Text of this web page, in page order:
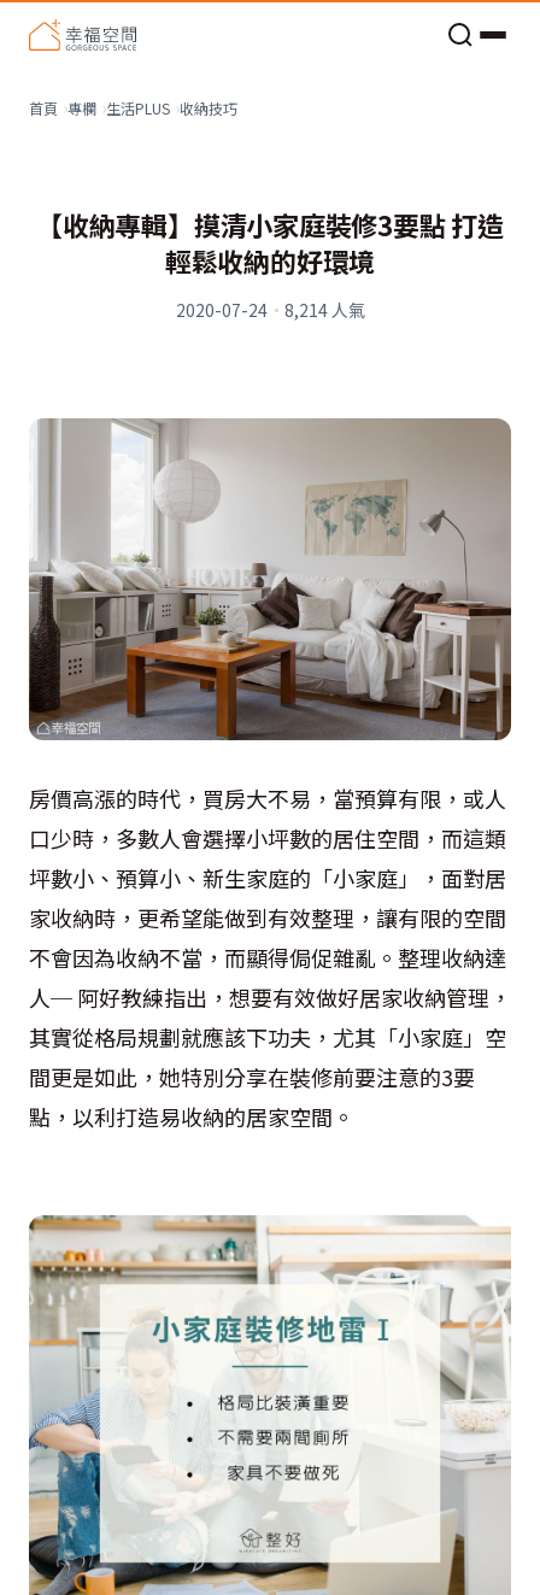
首頁 專欄 生活PLUS 收納技巧
【收納專輯】摸清小家庭裝修3要點 打造
輕鬆收納的好環境
2020-07-24· 8,214人氣
房價高漲的時代，買房大不易，當預算有限，或人
口少時，多數人會選擇小坪數的居住空間，而這類
坪數小、預算小、新生家庭的「小家庭」，面對居
家收納時，更希望能做到有效整理，讓有限的空間
不會因為收納不當，而顯得侷促雜亂。整理收納達
人─ 阿好教練指出，想要有效做好居家收納管理，
其實從格局規劃就應該下功夫，尤其「小家庭」空
間更是如此，她特別分享在裝修前要注意的3要
點，以利打造易收納的居家空間。